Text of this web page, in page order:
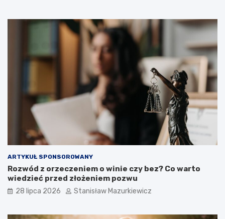
ARTYKUŁ SPONSOROWANY
Rozwód z orzeczeniem o winie czy bez? Co warto
wiedzieć przed złożeniem pozwu
28 lipca 2026 Stanisław Mazurkiewicz